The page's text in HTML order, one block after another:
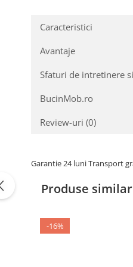
incluse.
Caracteristici
Avantaje
Sfaturi de intretinere
BucinMob.ro
Review-uri (0)
Garantie 24 luni Transport
Produse
-16%